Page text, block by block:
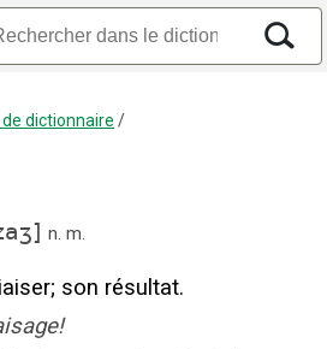
dictionnaire /
] n. m.
; son résultat.